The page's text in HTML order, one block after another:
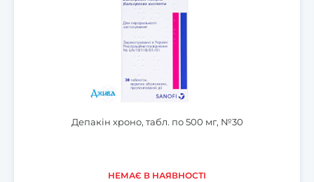
Депакін хроно, табл. по 500 мг, №30
НЕМАЄ В НАЯВНОСТІ